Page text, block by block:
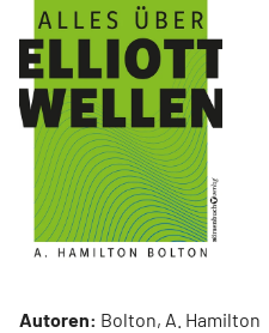
Autoren: Bolton, A. Hamilton